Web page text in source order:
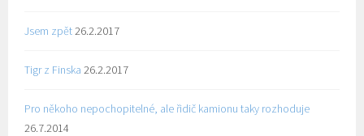
Jsem zpět26.2.2017
Tigr z Finska 26.2.2017
Pro někoho nepochopitelné, ale řidič kamionu taky rozhoduje
26.7.2014